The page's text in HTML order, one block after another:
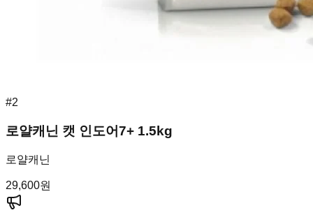
#2
로얄캐닌 캣 인도어7+ 1.5kg
로얄캐닌
29,600원